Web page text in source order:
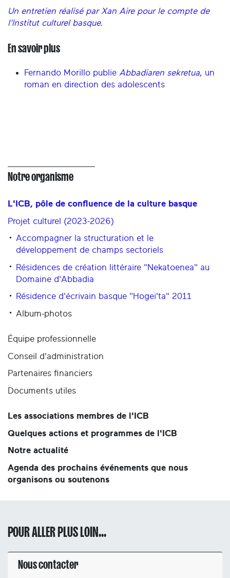
Un entretien réalisé par Xan Aire pour le compte de
l'Institut culturel basque.
En savoir plus
Fernando Morillo publie Abbadiaren sekretua, un
roman en direction des adolescents
Notre organisme
L'ICB, pôle de confluence de la culture basque
Projet culturel (2023-2026)
Accompagner la structuration et le
développement de champs sectoriels
Résidences de création littéraire "Nekatoenea" au
Domaine d'Abbadia
Résidence d'écrivain basque "Hogei'ta" 2011
Album-photos
Équipe professionnelle
Conseil d'administration
Partenaires financiers
Documents utiles
Les associations membres de l'ICB
Quelques actions et programmes de l'ICB
Notre actualité
Agenda des prochains événements que nous
organisons ou soutenons
POUR ALLER PLUS LOIN...
Nous contacter